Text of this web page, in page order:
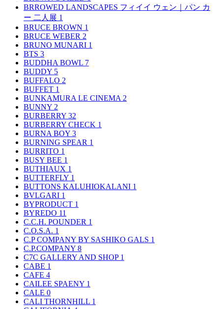
BRROWED LANDSCAPES フィイイ ウェン｜パン カ
ー 二人展 1
BRUCE BROWN 1
BRUCE WEBER 2
BRUNO MUNARI 1
BTS 3
BUDDHA BOWL 7
BUDDY 5
BUFFALO 2
BUFFET 1
BUNKAMURA LE CINEMA2
BUNNY 2
BURBERRY 32
BURBERRY CHECK 1
BURNA BOY 3
BURNING SPEAR 1
BURRITO 1
BUSY BEE 1
BUTHIAUX 1
BUTTERFLY 1
BUTTONS KALUHIOKALANI 1
BVLGARI 1
BYPRODUCT 1
BYREDO 11
C.C.H. POUNDER 1
C.O.S.A. 1
C.P COMPANY BY SASHIKO GALS 1
C.P.COMPANY 8
C7C GALLERY AND SHOP 1
CABE 1
CAFE 4
CAILEE SPAENY 1
CALE 0
CALI THORNHILL 1